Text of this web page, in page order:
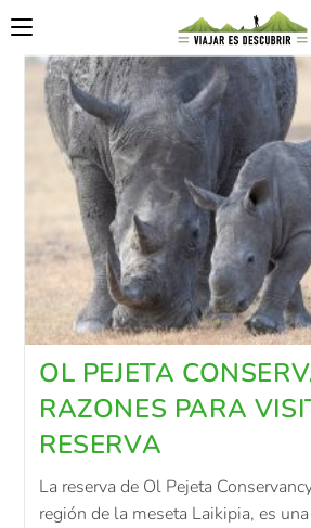
OL PEJETA
RAZONES PARA
RESERVA
La reserva de Ol Pejeta
región de la meseta Laikipia, es